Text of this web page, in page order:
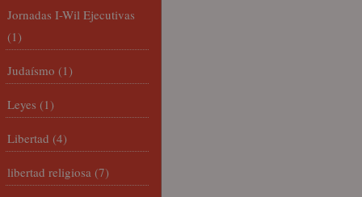
Jornadas I-Wil Ejecutivas
(1)
Judaísmo (1)
Leyes (1)
Libertad (4)
libertad religiosa (7)